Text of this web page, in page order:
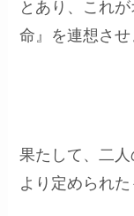
とあり、これ
命』を連想させ
果たして、二
より定められた